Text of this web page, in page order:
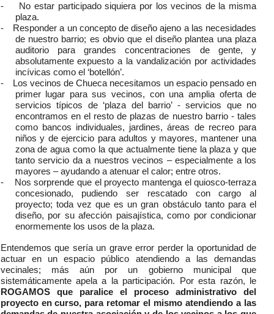
-
No estar participado siquiera por los vecinos de la misma
plaza.
-
Responder a un concepto de diseño ajeno a las necesidades
de nuestro barrio; es obvio que el diseño plantea una plaza
auditorio para grandes concentraciones de gente, y
absolutamente expuesto a la vandalización por actividades
incívicas como el ‘botellón’.
-
Los vecinos de Chueca necesitamos un espacio pensado en
primer lugar para sus vecinos, con una amplia oferta de
servicios típicos de ‘plaza del barrio’ - servicios que no
encontramos en el resto de plazas de nuestro barrio - tales
como bancos individuales, jardines, áreas de recreo para
niños y de ejercicio para adultos y mayores, mantener una
zona de agua como la que actualmente tiene la plaza y que
tanto servicio da a nuestros vecinos – especialmente a los
mayores – ayudando a atenuar el calor; entre otros.
-
Nos sorprende que el proyecto mantenga el quiosco-terraza
concesionado, pudiendo ser rescatado con cargo al
proyecto; toda vez que es un gran obstáculo tanto para el
diseño, por su afección paisajística, como por condicionar
enormemente los usos de la plaza.
Entendemos que sería un grave error perder la oportunidad de
actuar en un espacio público atendiendo a las demandas
vecinales; más aún por un gobierno municipal que
sistemáticamente apela a la participación. Por esta razón, le
ROGAMOS que paralice el proceso administrativo del
proyecto en curso, para retomar el mismo atendiendo a las